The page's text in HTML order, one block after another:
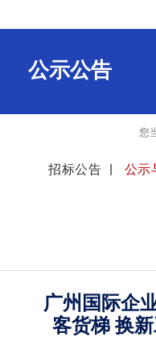
公示公告
您
招标公告 公示
广州国际企
客货梯 换